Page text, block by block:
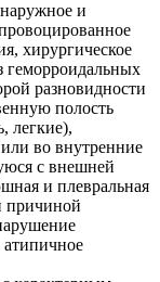
и
хирургическое
геморроидальных
разновидности
полость
легкие),
во внутренние
с внешней
и плевральная
причиной
атипичное